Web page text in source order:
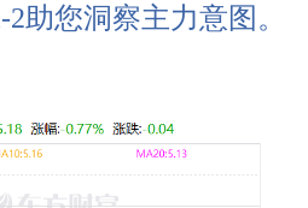
助您洞察主力意图。